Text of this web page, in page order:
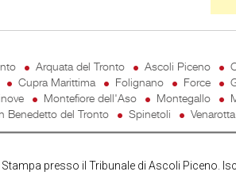
Arquata del Tronto Ascoli Piceno
Cupra Marittima Folignano Force
Montefiore dell'Aso Montegallo
Benedetto del Tronto Spinetoli Venarotta
presso il Tribunale di Ascoli Piceno.